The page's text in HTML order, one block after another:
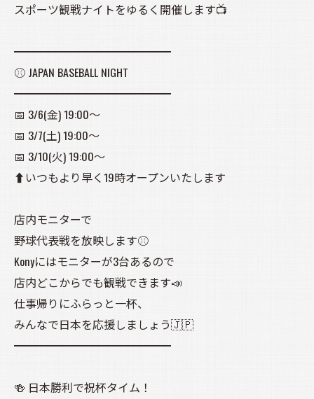
スポーツ観戦ナイトをゆるく開催します📺
━━━━━━━━━━━━━━
⚾ JAPAN BASEBALL NIGHT
━━━━━━━━━━━━━━
📅 3/6(金) 19:00〜
📅 3/7(土) 19:00〜
📅 3/10(火) 19:00〜
⬆️いつもより早く19時オープンいたします
店内モニターで
野球代表戦を放映します⚾
Konyにはモニターが3台あるので
店内どこからでも観戦できます📣
仕事帰りにふらっと一杯、
みんなで日本を応援しましょう🇯🇵
━━━━━━━━━━━━━━
🍻 日本勝利で祝杯タイム！